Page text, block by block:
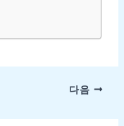
다음